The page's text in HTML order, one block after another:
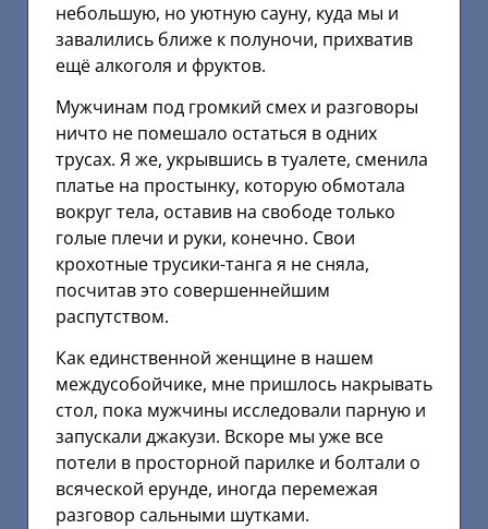
небольшую, но уютную сауну, куда мы и
завалились ближе к полуночи, прихватив
ещё алкоголя и фруктов.
Мужчинам под громкий смех и разговоры
ничто не помешало остаться в одних
трусах. Я же, укрывшись в туалете, сменила
платье на простынку, которую обмотала
вокруг тела, оставив на свободе только
голые плечи и руки, конечно. Свои
крохотные трусики-танга я не сняла,
посчитав это совершеннейшим
распутством.
Как единственной женщине в нашем
междусобойчике, мне пришлось накрывать
стол, пока мужчины исследовали парную и
запускали джакузи. Вскоре мы уже все
потели в просторной парилке и болтали о
всяческой ерунде, иногда перемежая
разговор сальными шутками.